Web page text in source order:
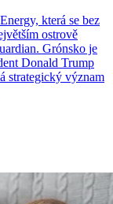
která se bez
ostrově
Grónsko je
Donald Trump
strategický význam